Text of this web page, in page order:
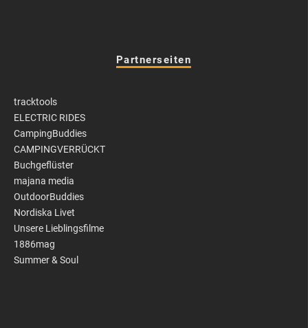
Partnerseiten
tracktools
ELECTRIC RIDES
CampingBuddies
CAMPINGVERRÜCKT
Buchgeflüster
majana media
OutdoorBuddies
Nordiska Livet
Unsere Lieblingsfilme
1886mag
Summer & Soul